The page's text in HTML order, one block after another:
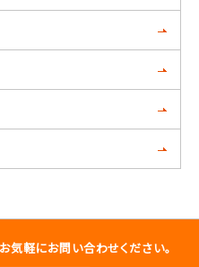
気軽にお問い合わせください。